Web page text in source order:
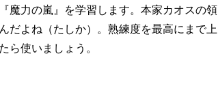
魔力の嵐』を学習します。本家カオスの領
だよね（たしか）。熟練度を最高にまで上
ら使いましょう。